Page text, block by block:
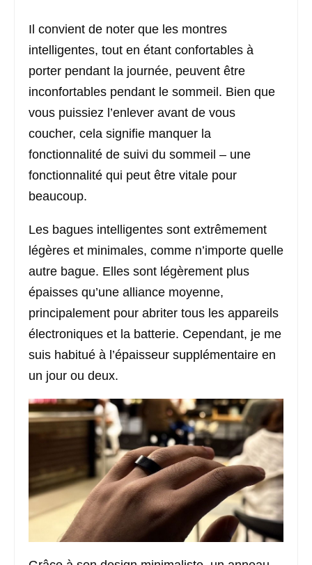
Il convient de noter que les montres
intelligentes, tout en étant confortables à
porter pendant la journée, peuvent être
inconfortables pendant le sommeil. Bien que
vous puissiez l’enlever avant de vous
coucher, cela signifie manquer la
fonctionnalité de suivi du sommeil – une
fonctionnalité qui peut être vitale pour
beaucoup.
Les bagues intelligentes sont extrêmement
légères et minimales, comme n’importe quelle
autre bague. Elles sont légèrement plus
épaisses qu’une alliance moyenne,
principalement pour abriter tous les appareils
électroniques et la batterie. Cependant, je me
suis habitué à l’épaisseur supplémentaire en
un jour ou deux.